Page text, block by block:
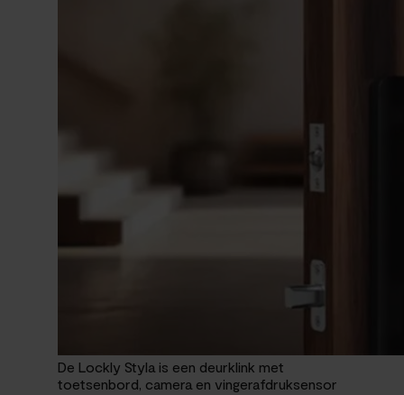
De Lockly Styla is een deurklink met
toetsenbord, camera en vingerafdruksensor